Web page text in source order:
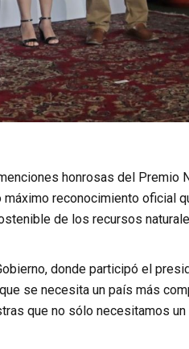
honrosas del Premio
reconocimiento oficial
de los recursos
donde participó el
se necesita un país más
que no sólo necesitamos